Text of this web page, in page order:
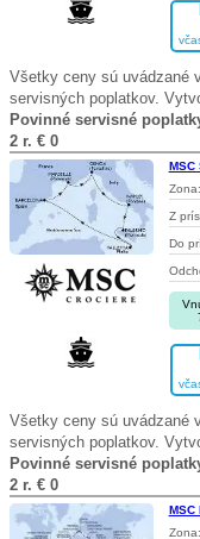
Všetky ceny sú uvádzané
servisných poplatkov.
Povinné servisné
2 r. € 0
MSC
Zona:
Z
Do
Všetky ceny sú uvádzané
servisných poplatkov.
Povinné servisné
2 r. € 0
MSC
Zona: